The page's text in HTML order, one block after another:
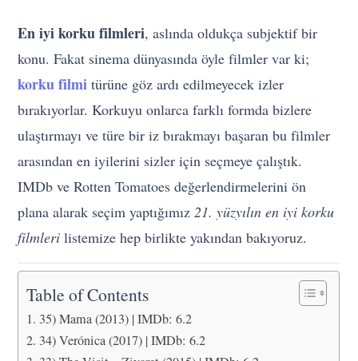
En iyi korku filmleri, aslında oldukça subjektif bir
konu. Fakat sinema dünyasında öyle filmler var ki;
korku filmi türüne göz ardı edilmeyecek izler
bırakıyorlar. Korkuyu onlarca farklı formda bizlere
ulaştırmayı ve türe bir iz bırakmayı başaran bu filmler
arasından en iyilerini sizler için seçmeye çalıştık.
IMDb ve Rotten Tomatoes değerlendirmelerini ön
plana alarak seçim yaptığımız21. yüzyılın en iyi korku
filmleri listemize hep birlikte yakından bakıyoruz.
Table of Contents
35) Mama (2013) | IMDb: 6.2
34) Verónica (2017) | IMDb: 6.2